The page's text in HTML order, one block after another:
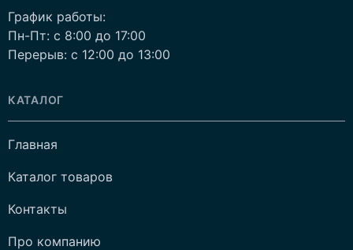
График работы:
Пн-Пт: c 8:00 до 17:00
Перерыв: c 12:00 до 13:00
КАТАЛОГ
Главная
Каталог товаров
Контакты
Про компанию